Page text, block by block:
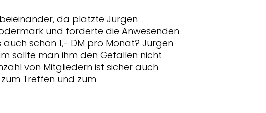
beieinander, da platzte Jürgen
und forderte die Anwesenden
schon 1,- DM pro Monat? Jürgen
sollte man ihm den Gefallen nicht
von Mitgliedern ist sicher auch
Treffen und zum